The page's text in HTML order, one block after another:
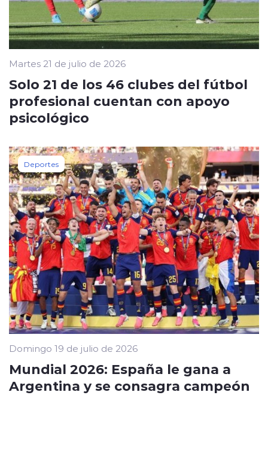
Martes 21 de julio de 2026
Solo 21 de los 46 clubes del fútbol
profesional cuentan con apoyo
psicológico
Deportes
Domingo 19 de julio de 2026
Mundial 2026: España le gana a
Argentina y se consagra campeón